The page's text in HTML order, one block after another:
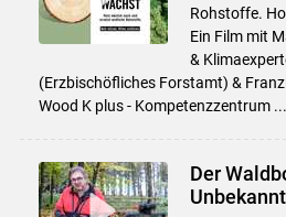
Rohstoffe.
Ein Film mit
&
(Erzbischöfliches Forstamt) &
Wood K plus - Kompetenzzentrum ...
Der